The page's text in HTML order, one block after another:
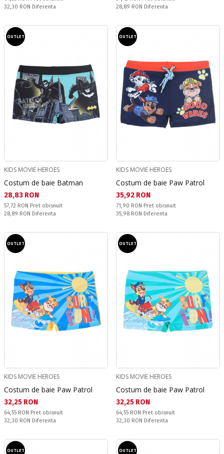
Спестявате:
32,30 RON Diferenta
Спестявате:
28,89 RON Diferenta
OUTLET
KIDS MOVIE HEROES
Costum de baie Batman
Текуща цена:
28,83 RON
Pret obisnuit:
57,72 RON Pret obisnuit
Спестявате:
28,89 RON Diferenta
OUTLET
KIDS MOVIE HEROES
Costum de baie Paw Patrol
Текуща цена:
35,92 RON
Pret obisnuit:
71,90 RON Pret obisnuit
Спестявате:
35,98 RON Diferenta
OUTLET
KIDS MOVIE HEROES
Costum de baie Paw Patrol
Текуща цена:
32,25 RON
Pret obisnuit:
64,55 RON Pret obisnuit
Спестявате:
32,30 RON Diferenta
OUTLET
KIDS MOVIE HEROES
Costum de baie Paw Patrol
Текуща цена:
32,25 RON
Pret obisnuit:
64,55 RON Pret obisnuit
Спестявате:
32,30 RON Diferenta
OUTLET OUTLET